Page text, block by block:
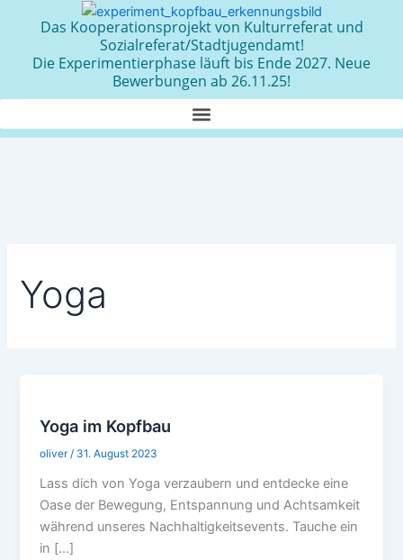
Das Kooperationsprojekt von Kulturreferat und
Sozialreferat/Stadtjugendamt!
Die Experimentierphase läuft bis Ende 2027. Neue
Bewerbungen ab 26.11.25!
Yoga
Yoga im Kopfbau
oliver/ 31. August 2023
Lass dich von Yoga verzaubern und entdecke eine
Oase der Bewegung, Entspannung und Achtsamkeit
während unseres Nachhaltigkeitsevents. Tauche ein
in […]